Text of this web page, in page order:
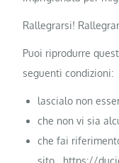
Rallegrarsi!
Puoi riprodurre
seguenti condizioni:
lascialo non
che non vi sia
che fai